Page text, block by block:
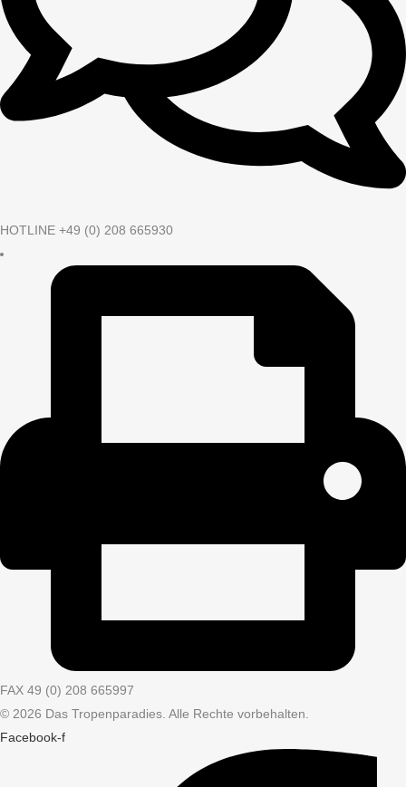
HOTLINE +49 (0) 208 665930
FAX 49 (0) 208 665997
© 2026 Das Tropenparadies. Alle Rechte vorbehalten.
Facebook-f